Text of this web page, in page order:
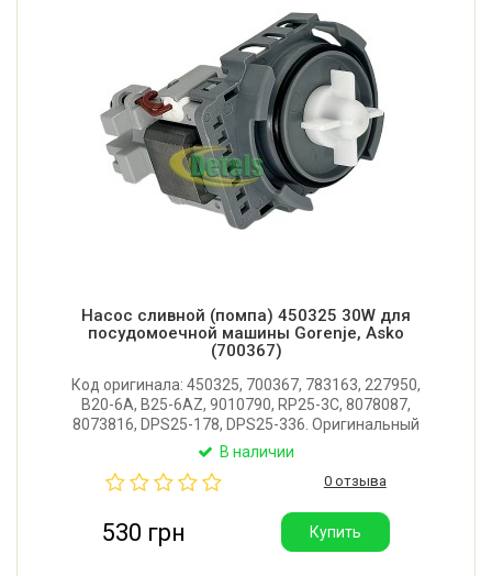
Насос сливной (помпа) 450325 30W для
посудомоечной машины Gorenje, Asko
(700367)
Код оригинала: 450325, 700367, 783163, 227950,
B20-6A, B25-6AZ, 9010790, RP25-3C, 8078087,
8073816, DPS25-178, DPS25-336. Оригинальный
сливной насос для посудомоечной машины Gorenje,
Hanyu (Китай).
В наличии
0 отзыва
530 грн Купить